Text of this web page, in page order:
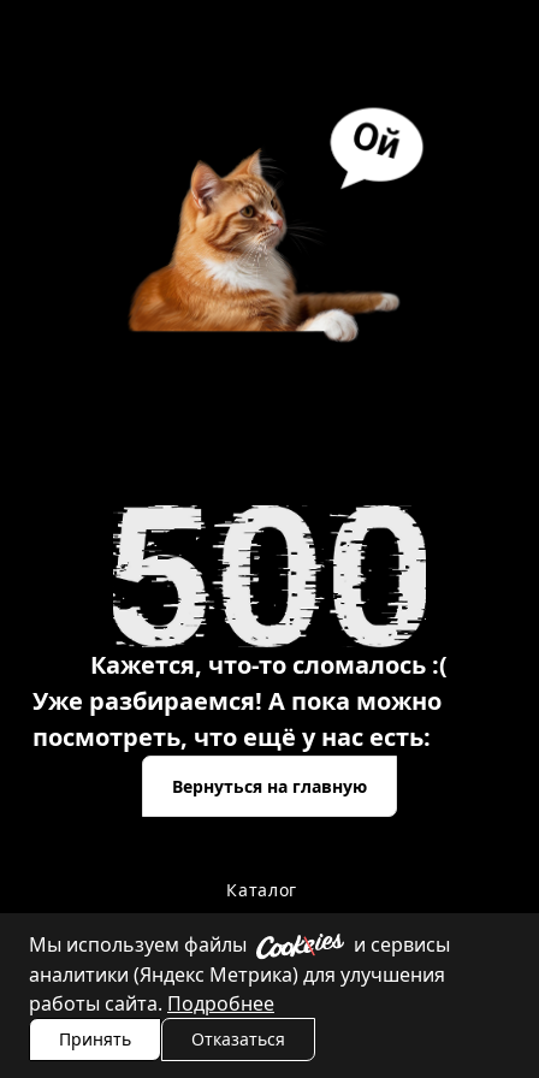
Кажется, что-то сломалось :(
Уже разбираемся! А пока можно
посмотреть, что ещё у нас есть:
Вернуться на главную
Каталог
Контакты
Мы используем файлы
и сервисы
аналитики (Яндекс Метрика) для улучшения
работы сайта. Подробнее
Принять Отказаться